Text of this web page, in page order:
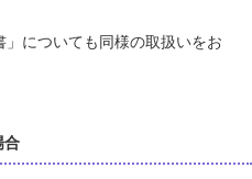
についても同様の取扱いをお
合